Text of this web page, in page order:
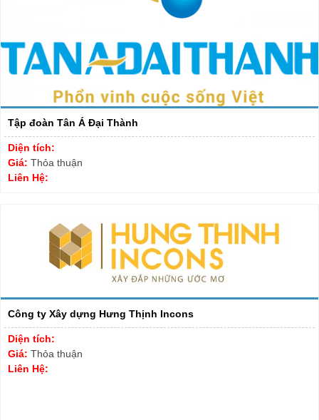
Tập đoàn Tân Á Đại Thành
Diện tích:
Giá: Thỏa thuận
Liên Hệ:
Công ty Xây dựng Hưng Thịnh Incons
Diện tích:
Giá: Thỏa thuận
Liên Hệ: